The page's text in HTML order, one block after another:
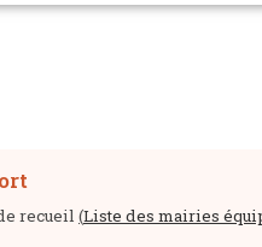
recueil (Liste des mairies